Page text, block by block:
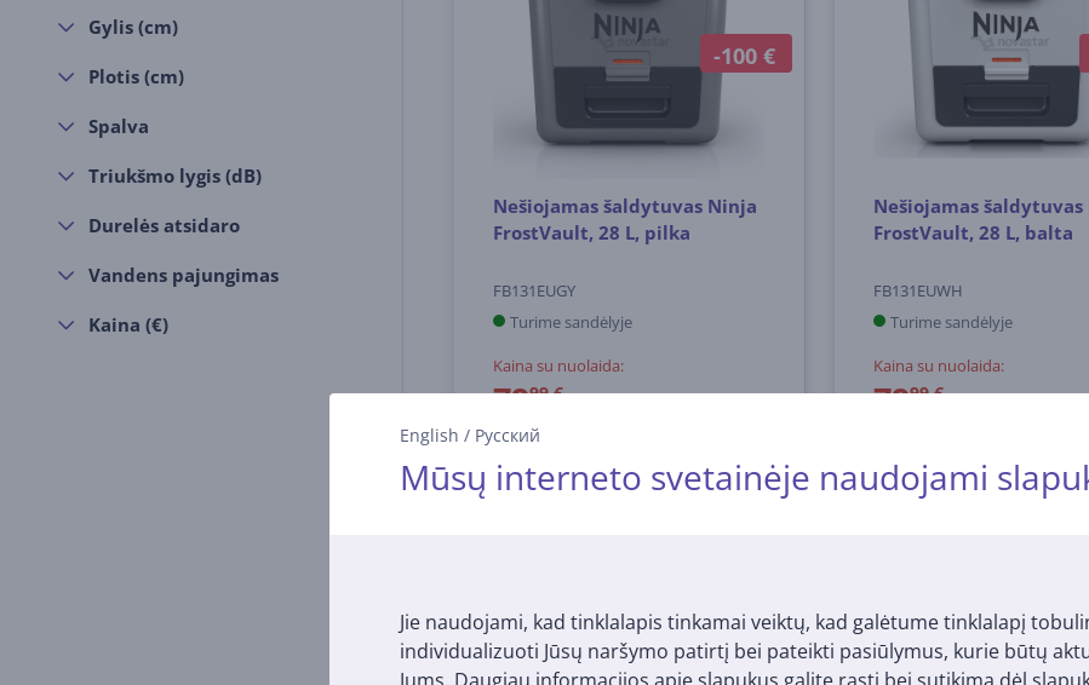
English / Русский
Mūsų interneto svetainėje naudojami
Jie naudojami, kad tinklalapis tinkamai veiktų, kad galėtume tinklalapį
individualizuoti Jūsų naršymo patirtį bei pateikti pasiūlymus, kurie būtų
Gylis (cm)
Plotis (cm)
Spalva
Triukšmo lygis (dB)
Durelės atsidaro
Vandens pajungimas
Kaina (€)
-100 €
Nešiojamas šaldytuvas Ninja
FrostVault, 28 L, pilka
FB131EUGY
Turime sandėlyje
Kaina su nuolaida:
7999 €
179.99 €
Nešiojamas šaldytuvas
FrostVault, 28 L, balta
FB131EUWH
Turime sandėlyje
Kaina su nuolaida:
7999 €